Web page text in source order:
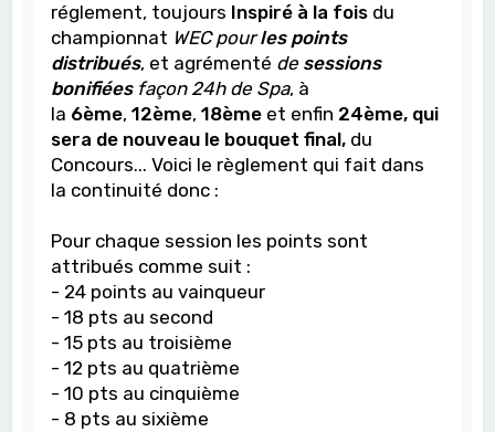
réglement, toujours Inspiré à la fois du
championnat WEC pourles points
distribués, et agrémenté de sessions
bonifiéesfaçon 24h de Spa, à
la 6ème,12ème,18ème et enfin 24ème, qui
sera de nouveau le bouquet final, du
Concours... Voici le règlement qui fait dans
la continuité donc :
Pour chaque session les points sont
attribués comme suit :
- 24 points au vainqueur
- 18 pts au second
- 15 pts au troisième
- 12 pts au quatrième
- 10 pts au cinquième
- 8 pts au sixième